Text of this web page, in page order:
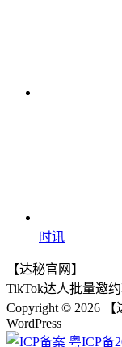
时讯
【达秘官网】
TikTok达人批量邀
Copyright © 2026 【
WordPress
粤ICP备